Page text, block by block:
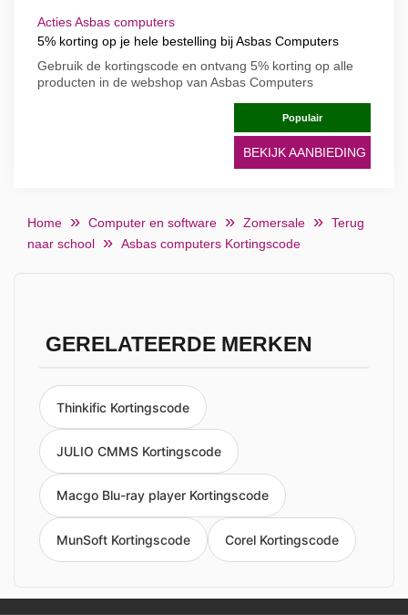
Acties Asbas computers
5% korting op je hele bestelling bij Asbas Computers
Gebruik de kortingscode en ontvang 5% korting op alle
producten in de webshop van Asbas Computers
Populair
BEKIJK AANBIEDING
Home Computer en software Zomersale
Terug
naar school
Asbas computers Kortingscode
GERELATEERDE MERKEN
Thinkific Kortingscode
JULIO CMMS Kortingscode
Macgo Blu-ray player Kortingscode
MunSoft Kortingscode Corel Kortingscode